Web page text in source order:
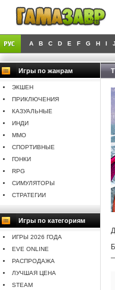
A B C D E F G H I J
Игры по жанрам
ЭКШЕН
ПРИКЛЮЧЕНИЯ
КАЗУАЛЬНЫЕ
ИНДИ
MMO
СПОРТИВНЫЕ
ГОНКИ
RPG
СИМУЛЯТОРЫ
СТРАТЕГИИ
Игры по категориям
ИГРЫ 2026 ГОДА
EVE ONLINE
РАСПРОДАЖА
ЛУЧШАЯ ЦЕНА
STEAM